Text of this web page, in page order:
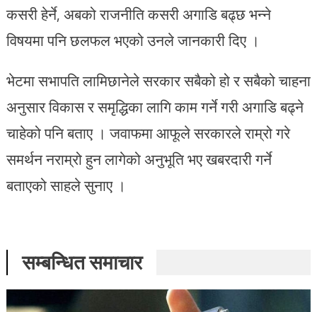
कसरी हेर्ने, अबको राजनीति कसरी अगाडि बढ्छ भन्ने
विषयमा पनि छलफल भएको उनले जानकारी दिए ।
भेटमा सभापति लामिछानेले सरकार सबैको हो र सबैको चाहना
अनुसार विकास र समृद्धिका लागि काम गर्ने गरी अगाडि बढ्ने
चाहेको पनि बताए । जवाफमा आफूले सरकारले राम्रो गरे
समर्थन नराम्रो हुन लागेको अनुभूति भए खबरदारी गर्ने
बताएको साहले सुनाए ।
सम्बन्धित समाचार